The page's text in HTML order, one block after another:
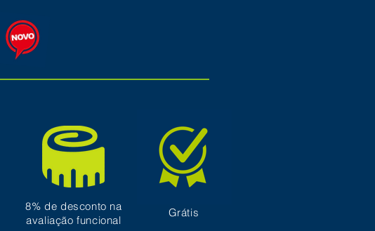
8% de desconto na
avaliação funcional
Grátis